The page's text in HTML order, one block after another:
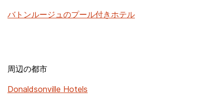
バトンルージュのプール付きホテル
周辺の都市
Donaldsonville Hotels